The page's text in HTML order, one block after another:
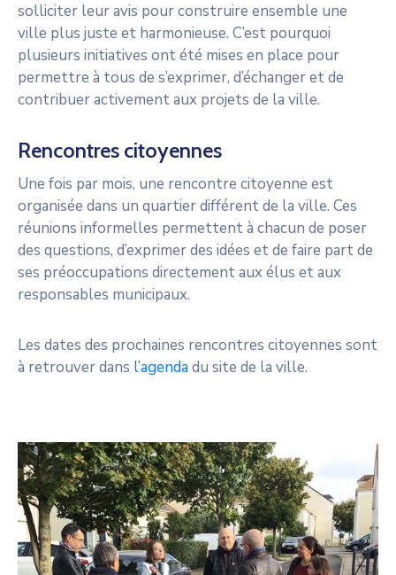
solliciter leur avis pour construire ensemble une
ville plus juste et harmonieuse. C’est pourquoi
plusieurs initiatives ont été mises en place pour
permettre à tous de s’exprimer, d’échanger et de
contribuer activement aux projets de la ville.
Rencontres citoyennes
Une fois par mois, une rencontre citoyenne est
organisée dans un quartier différent de la ville. Ces
réunions informelles permettent à chacun de poser
des questions, d’exprimer des idées et de faire part de
ses préoccupations directement aux élus et aux
responsables municipaux.
Les dates des prochaines rencontres citoyennes sont
à retrouver dans l’agendadu site de la ville.